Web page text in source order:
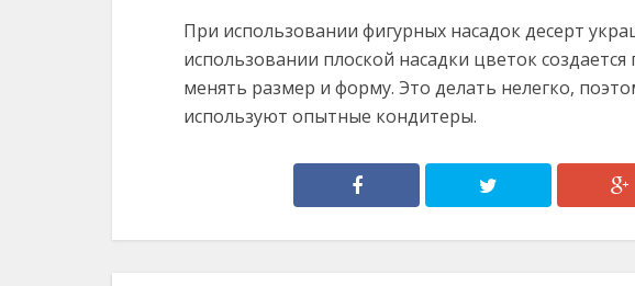
При использовании фигурных насадок десерт
использовании плоской насадки цветок
менять размер и форму. Это делать нелегко,
используют опытные кондитеры.